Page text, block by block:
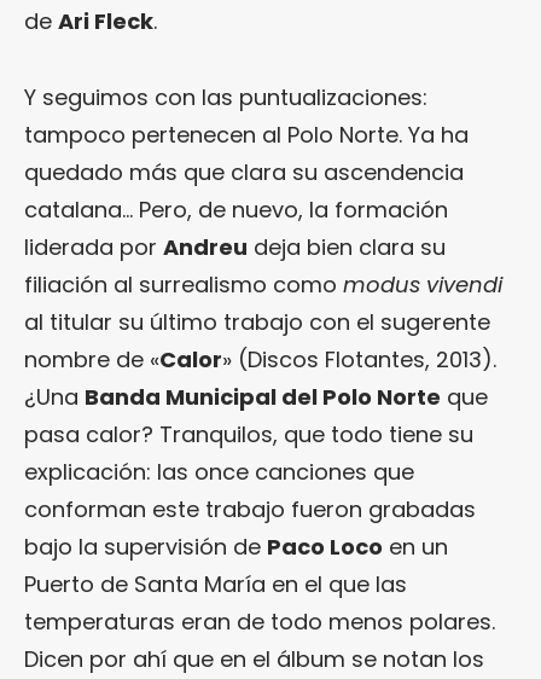
de Ari Fleck.
Y seguimos con las puntualizaciones:
tampoco pertenecen al Polo Norte. Ya ha
quedado más que clara su ascendencia
catalana… Pero, de nuevo, la formación
liderada por Andreu deja bien clara su
filiación al surrealismo como modus vivendi
al titular su último trabajo con el sugerente
nombre de «Calor» (Discos Flotantes, 2013).
¿Una Banda Municipal del Polo Norte que
pasa calor? Tranquilos, que todo tiene su
explicación: las once canciones que
conforman este trabajo fueron grabadas
bajo la supervisión de Paco Loco en un
Puerto de Santa María en el que las
temperaturas eran de todo menos polares.
Dicen por ahí que en el álbum se notan los